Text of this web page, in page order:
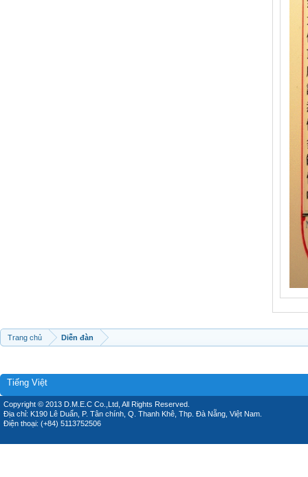
Trang chủ Diễn đàn
Tiếng Việt
Copyright © 2013 D.M.E.C Co.,Ltd, All Rights Reserved.
Địa chỉ: K190 Lê Duẩn, P. Tân chính, Q. Thanh Khê, Thp. Đà Nẵng, Việt Nam.
Điện thoại: (+84) 5113752506